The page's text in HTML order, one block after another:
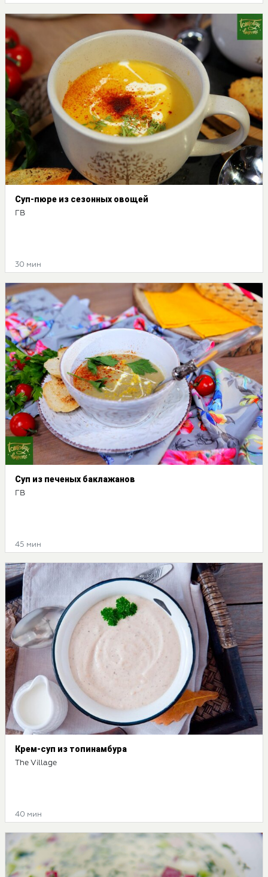
Суп-пюре из сезонных овощей
ГВ
30 мин
Суп из печеных баклажанов
ГВ
45 мин
Крем-суп из топинамбура
The Village
40 мин